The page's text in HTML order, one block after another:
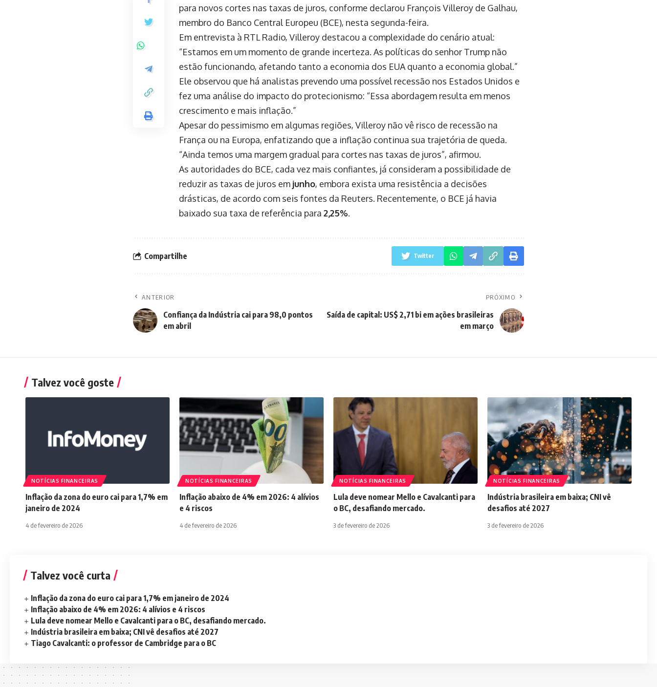
para novos cortes nas taxas de juros, conforme declarou François Villeroy de Galhau,
membro do Banco Central Europeu (BCE), nesta segunda-feira.
Em entrevista à RTL Radio, Villeroy destacou a complexidade do cenário atual:
“Estamos em um momento de grande incerteza. As políticas do senhor Trump não
estão funcionando, afetando tanto a economia dos EUA quanto a economia global.”
Ele observou que há analistas prevendo uma possível recessão nos Estados Unidos e
fez uma análise do impacto do protecionismo: “Essa abordagem resulta em menos
crescimento e mais inflação.”
Apesar do pessimismo em algumas regiões, Villeroy não vê risco de recessão na
França ou na Europa, enfatizando que a inflação continua sua trajetória de queda.
“Ainda temos uma margem gradual para cortes nas taxas de juros”, afirmou.
As autoridades do BCE, cada vez mais confiantes, já consideram a possibilidade de
reduzir as taxas de juros em junho, embora exista uma resistência a decisões
drásticas, de acordo com seis fontes da Reuters. Recentemente, o BCE já havia
baixado sua taxa de referência para 2,25%.
Compartilhe Twitter
ANTERIOR
Confiança da Indústria cai para 98,0 pontos
em abril
PRÓXIMO
Saída de capital: US$ 2,71 bi em ações brasileiras
em março
Talvez você goste
NOTÍCIAS FINANCEIRAS
Inflação da zona do euro cai para 1,7% em
janeiro de 2024
4 de fevereiro de 2026
NOTÍCIAS FINANCEIRAS
Inflação abaixo de 4% em 2026: 4 alívios
e 4 riscos
4 de fevereiro de 2026
NOTÍCIAS FINANCEIRAS
Lula deve nomear Mello e Cavalcanti para
o BC, desafiando mercado.
3 de fevereiro de 2026
NOTÍCIAS FINANCEIRAS
Indústria brasileira em baixa; CNI vê
desafios até 2027
3 de fevereiro de 2026
Talvez você curta
Inflação da zona do euro cai para 1,7% em janeiro de 2024
Inflação abaixo de 4% em 2026: 4 alívios e 4 riscos
Lula deve nomear Mello e Cavalcanti para o BC, desafiando mercado.
Indústria brasileira em baixa; CNI vê desafios até 2027
Tiago Cavalcanti: o professor de Cambridge para o BC